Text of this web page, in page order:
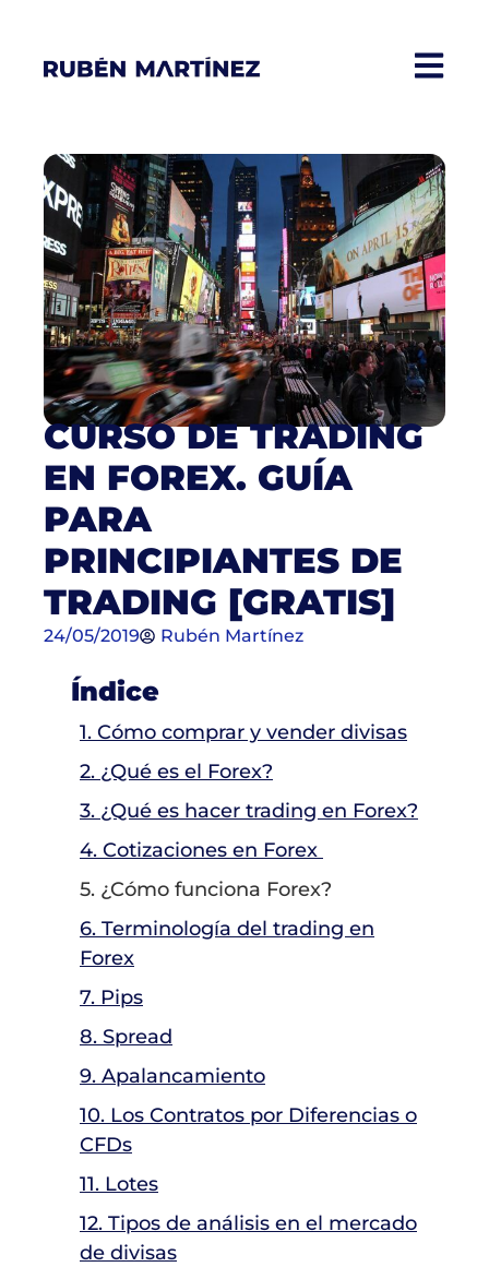
CURSO DE TRADING
EN FOREX. GUÍA
PARA
PRINCIPIANTES DE
TRADING [GRATIS]
24/05/2019 Rubén Martínez
Índice
1. Cómo comprar y vender divisas
2. ¿Qué es el Forex?
3. ¿Qué es hacer trading en Forex?
4. Cotizaciones en Forex
5. ¿Cómo funciona Forex?
6. Terminología del trading en
Forex
7. Pips
8. Spread
9. Apalancamiento
10. Los Contratos por Diferencias o
CFDs
11. Lotes
12. Tipos de análisis en el mercado
de divisas